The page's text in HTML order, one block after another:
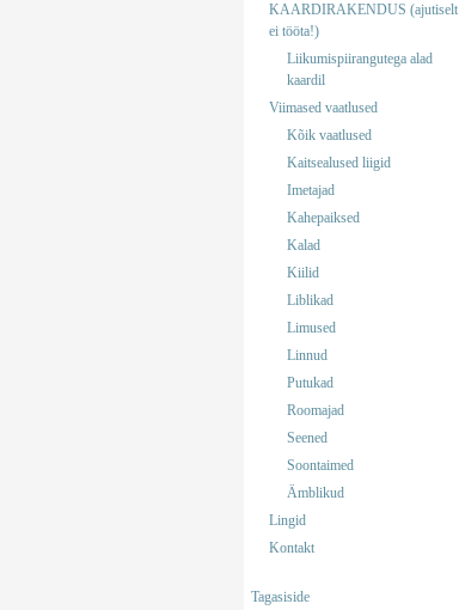
KAARDIRAKENDUS (ajutiselt
ei tööta!)
Liikumispiirangutega alad
kaardil
Viimased vaatlused
Kõik vaatlused
Kaitsealused liigid
Imetajad
Kahepaiksed
Kalad
Kiilid
Liblikad
Limused
Linnud
Putukad
Roomajad
Seened
Soontaimed
Ämblikud
Lingid
Kontakt
Tagasiside